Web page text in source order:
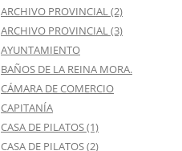
ARCHIVO PROVINCIAL (2)
ARCHIVO PROVINCIAL (3)
AYUNTAMIENTO
BAÑOS DE LA REINA MORA.
CÁMARA DE COMERCIO
CAPITANÍA
CASA DE PILATOS (1)
CASA DE PILATOS (2)